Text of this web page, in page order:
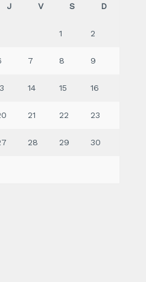
J V S D
1 2
7 8 9
14 15 16
21 22 23
28 29 30